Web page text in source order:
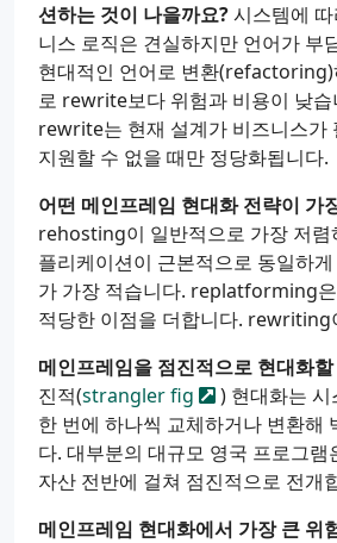
션하는 것이 나을까요?시스템에
니스 로직은 견실하지만 언어가 부
현대적인 언어로 변환(refactoring)
로 rewrite보다 위험과 비용이 낮습
rewrite는 현재 설계가 비즈니스가
지원할 수 없을 때만 정당화됩니다.
어떤 메인프레임 현대화 전략이 가
rehosting이 일반적으로 가장 저렴
플리케이션이 근본적으로 동일하
가 가장 적습니다. replatforming
적당한 이점을 더합니다. rewriting
메인프레임을 점진적으로 현대화
진적(strangler fig
) 현대화는
한 번에 하나씩 교체하거나 변환해
다. 대부분의 대규모 영국 프로그램
자산 전반에 걸쳐 점진적으로 전개
메인프레임 현대화에서 가장 큰 위